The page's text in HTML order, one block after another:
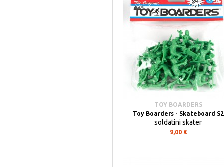
TOY BOARDERS
Toy Boarders - Skateboard S2
soldatini skater
9,00 €